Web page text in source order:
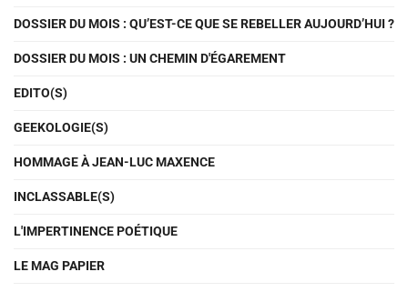
DOSSIER DU MOIS : QU’EST-CE QUE SE REBELLER AUJOURD’HUI ?
DOSSIER DU MOIS : UN CHEMIN D'ÉGAREMENT
EDITO(S)
GEEKOLOGIE(S)
HOMMAGE À JEAN-LUC MAXENCE
INCLASSABLE(S)
L'IMPERTINENCE POÉTIQUE
LE MAG PAPIER